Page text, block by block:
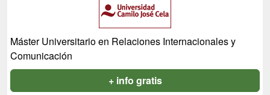
Máster Universitario en Relaciones Internacionales y
Comunicación
+ info gratis